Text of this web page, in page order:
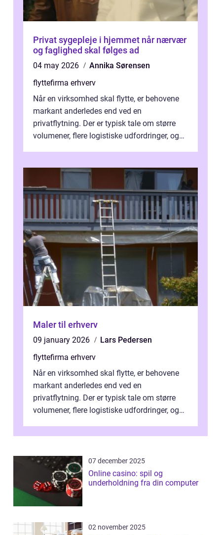
Privat sygepleje i hjemmet når nærvær
og faglighed skal følges ad
04 may 2026
Annika Sørensen
flyttefirma erhverv
Når en virksomhed skal flytte, er behovene
markant anderledes end ved en
privatflytning. Der er typisk tale om større
volumener, flere logistiske udfordringer, og
Maler til erhverv
09 january 2026
Lars Pedersen
flyttefirma erhverv
Når en virksomhed skal flytte, er behovene
markant anderledes end ved en
privatflytning. Der er typisk tale om større
volumener, flere logistiske udfordringer, og
07 december 2025
Online casino: spil og
underholdning fra din computer
02 november 2025